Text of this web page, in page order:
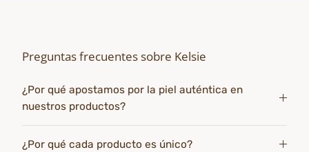
Preguntas frecuentes sobre Kelsie
¿Por qué apostamos por la piel auténtica en
nuestros productos?
¿Por qué cada producto es único?